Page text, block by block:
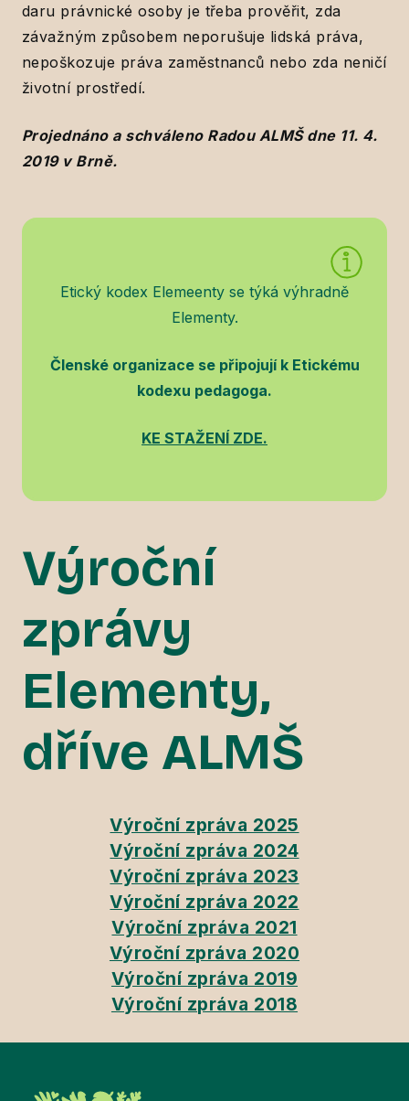
daru právnické osoby je třeba prověřit, zda
závažným způsobem neporušuje lidská práva,
nepoškozuje práva zaměstnanců nebo zda neničí
životní prostředí.
Projednáno a schváleno Radou ALMŠ dne 11. 4.
2019 v Brně.
Etický kodex Elemeenty se týká výhradně
Elementy.
Členské organizace se připojují k Etickému
kodexu pedagoga.
KE STAŽENÍ ZDE.
Výroční
zprávy
Elementy,
dříve ALMŠ
Výroční zpráva 2025
Výroční zpráva 2024
Výroční zpráva 2023
Výroční zpráva 2022
Výroční zpráva 2021
Výroční zpráva 2020
Výroční zpráva 2019
Výroční zpráva 2018